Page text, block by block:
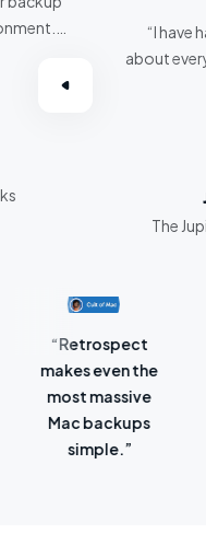
“I have
about
The
“Retrospect for
Mac is bursting
with backup
options.”